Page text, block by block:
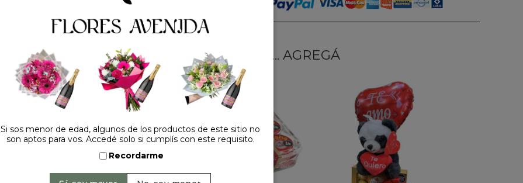
HACELO ESPECIAL... AGREGÁ
Si sos menor de edad, algunos de los productos de este sitio no
son aptos para vos. Accedé solo si cumplís con este requisito.
Recordarme